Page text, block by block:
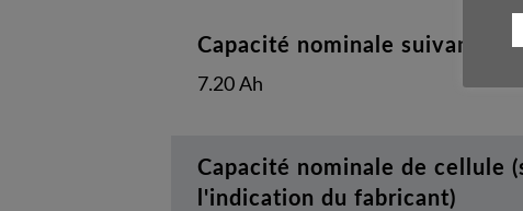
Capacité nominale suivant
7.20 Ah
Capacité nominale de cellule
l'indication du fabricant)